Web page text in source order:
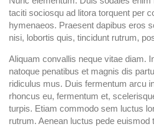
taciti sociosqu ad litora torquent per
hymenaeos. Praesent dapibus eros
nisi, lobortis quis, tincidunt rutrum,
Aliquam convallis neque vitae diam.
natoque penatibus et magnis dis
ridiculus mus. Duis fermentum arcu
rhoncus eu, fermentum et,
turpis. Etiam commodo sem luctus
rutrum. Aenean luctus pede euismod